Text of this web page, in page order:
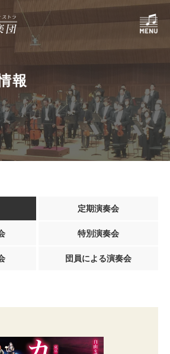
報
定期演奏会
特別演奏会
団員による演奏会